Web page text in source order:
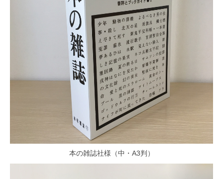
本の雑誌社様（中・A3判）